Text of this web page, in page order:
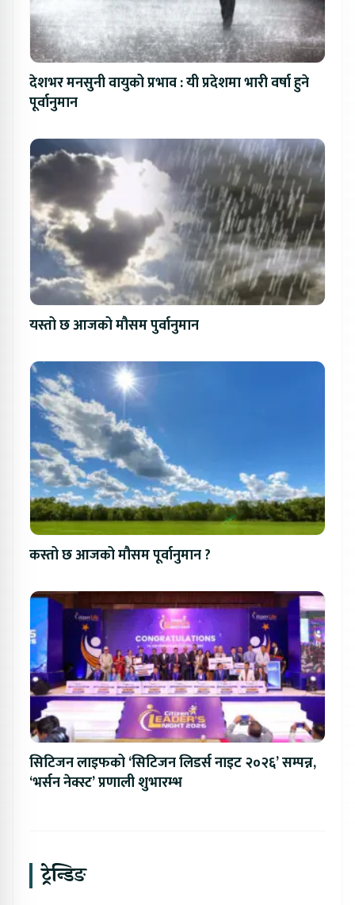
देशभर मनसुनी वायुको प्रभाव : यी प्रदेशमा भारी वर्षा हुने
पूर्वानुमान
यस्तो छ आजको मौसम पुर्वानुमान
कस्तो छ आजको मौसम पूर्वानुमान ?
सिटिजन लाइफको ‘सिटिजन लिडर्स नाइट २०२६’ सम्पन्न,
‘भर्सन नेक्स्ट’ प्रणाली शुभारम्भ
ट्रेन्डिङ